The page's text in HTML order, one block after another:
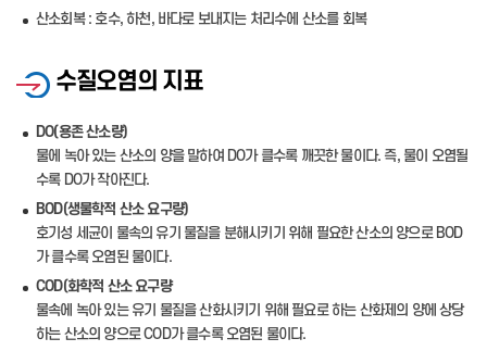
산소회복 : 호수, 하천, 바다로 보내지는 처리수에 산소를 회복
수질오염의 지표
DO(용존 산소량)
물에 녹아 있는 산소의 양을 말하여 DO가 클수록 깨끗한 물이다. 즉, 물이 오염될
수록 DO가 작아진다.
BOD(생물학적 산소 요구량)
호기성 세균이 물속의 유기 물질을 분해시키기 위해 필요한 산소의 양으로 BOD
가 클수록 오염된 물이다.
COD(화학적 산소 요구량
물속에 녹아 있는 유기 물질을 산화시키기 위해 필요로 하는 산화제의 양에 상당
하는 산소의 양으로 COD가 클수록 오염된 물이다.